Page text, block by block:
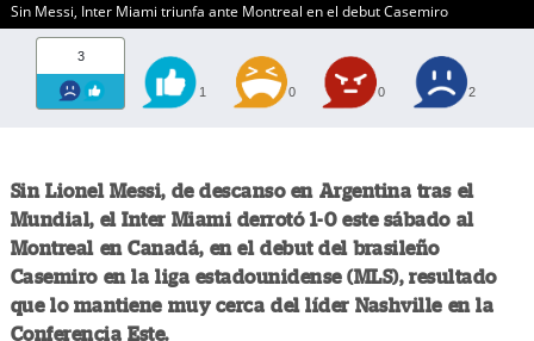
Sin Messi, Inter Miami triunfa ante Montreal en el debut Casemiro
3
1 0 0 2
Sin Lionel Messi, de descanso en Argentina tras el
Mundial, el Inter Miami derrotó 1-0 este sábado al
Montreal en Canadá, en el debut del brasileño
Casemiro en la liga estadounidense (MLS), resultado
que lo mantiene muy cerca del líder Nashville en la
Conferencia Este.